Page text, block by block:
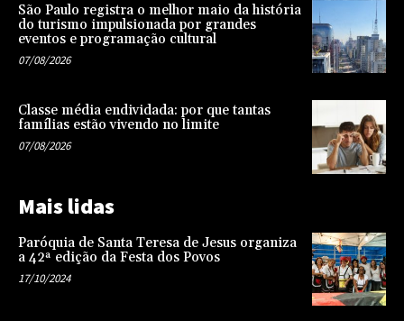
São Paulo registra o melhor maio da história
do turismo impulsionada por grandes
eventos e programação cultural
07/08/2026
Classe média endividada: por que tantas
famílias estão vivendo no limite
07/08/2026
Mais lidas
Paróquia de Santa Teresa de Jesus organiza
a 42ª edição da Festa dos Povos
17/10/2024